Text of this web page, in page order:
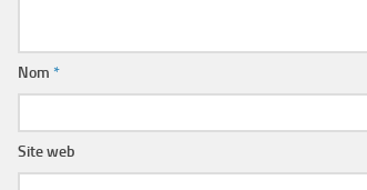
Nom *
Site web